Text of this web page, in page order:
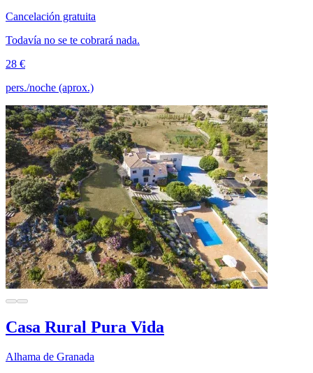
Cancelación gratuita
Todavía no se te cobrará nada.
28 €
pers./noche (aprox.)
Casa Rural Pura Vida
Alhama de Granada